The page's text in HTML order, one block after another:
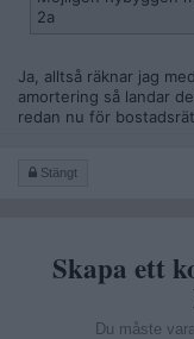
2a
Ja, alltså räknar jag
amortering så landar
redan nu för
Stängt
Skapa ett
Du måste